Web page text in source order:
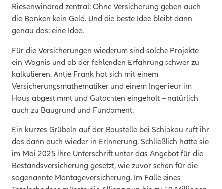
Riesenwindrad zentral: Ohne Versicherung geben auch
die Banken kein Geld. Und die beste Idee bleibt dann
genau das: eine Idee.
Für die Versicherungen wiederum sind solche Projekte
ein Wagnis und ob der fehlenden Erfahrung schwer zu
kalkulieren. Antje Frank hat sich mit einem
Versicherungsmathematiker und einem Ingenieur im
Haus abgestimmt und Gutachten eingeholt – natürlich
auch zu Baugrund und Fundament.
Ein kurzes Grübeln auf der Baustelle bei Schipkau ruft ihr
das dann auch wieder in Erinnerung. Schließlich hatte sie
im Mai 2025 ihre Unterschrift unter das Angebot für die
Bestandsversicherung gesetzt, wie zuvor schon für die
sogenannte Montageversicherung. Im Falle eines